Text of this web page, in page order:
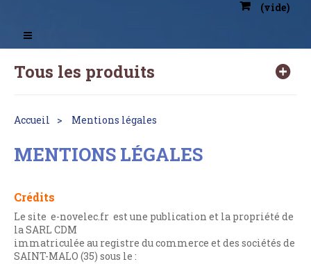
(vide)
Toggle
navigation
Tous les produits
Accueil Mentions légales
MENTIONS LÉGALES
Crédits
Le site e-novelec.fr est une publication et la propriété de
la SARL CDM
immatriculée au registre du commerce et des sociétés de
SAINT-MALO (35) sous le :